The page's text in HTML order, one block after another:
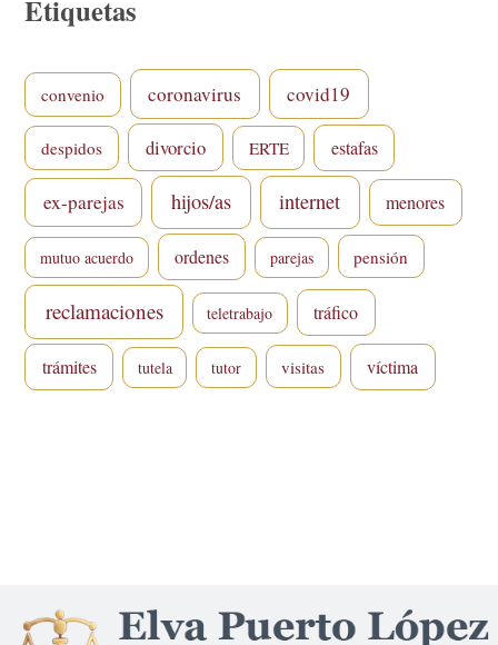
Etiquetas
convenio coronavirus covid19
despidos divorcio ERTE estafas
ex-parejas hijos/as internet menores
mutuo acuerdo ordenes parejas pensión
reclamaciones teletrabajo tráfico
trámites tutela tutor visitas víctima